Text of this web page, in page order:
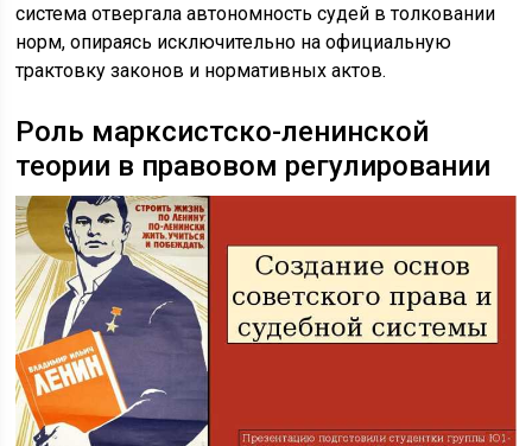
система отвергала автономность судей в толковании
норм, опираясь исключительно на официальную
трактовку законов и нормативных актов.
Роль марксистско-ленинской
теории в правовом регулировании